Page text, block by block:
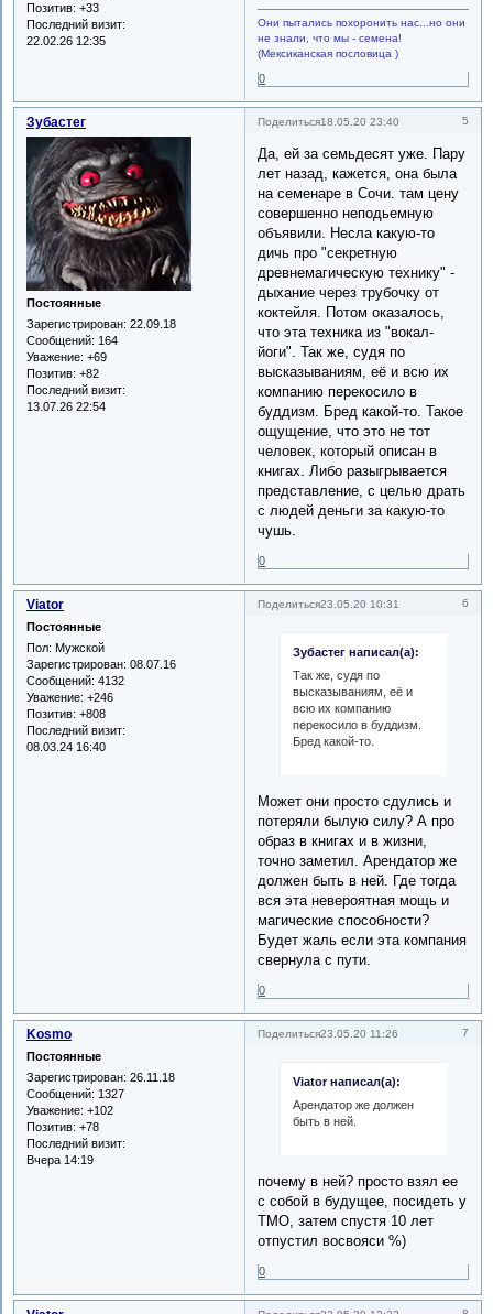
Позитив: +33
Последний визит:
22.02.26 12:35
Они пытались похоронить нас...но они
не знали, что мы - семена!
(Мексиканская пословица )
0
Поделиться 5
18.05.20 23:40
Зубастег
Постоянные
Зарегистрирован: 22.09.18
Сообщений: 164
Уважение: +69
Позитив: +82
Последний визит:
13.07.26 22:54
Да, ей за семьдесят уже. Пару
лет назад, кажется, она была
на семенаре в Сочи. там цену
совершенно неподьемную
объявили. Несла какую-то
дичь про "секретную
древнемагическую технику" -
дыхание через трубочку от
коктейля. Потом оказалось,
что эта техника из "вокал-
йоги". Так же, судя по
высказываниям, её и всю их
компанию перекосило в
буддизм. Бред какой-то. Такое
ощущение, что это не тот
человек, который описан в
книгах. Либо разыгрывается
представление, с целью драть
с людей деньги за какую-то
чушь.
0
Поделиться 6
23.05.20 10:31
Viator
Постоянные
Пол: Мужской
Зарегистрирован: 08.07.16
Сообщений: 4132
Уважение: +246
Позитив: +808
Последний визит:
08.03.24 16:40
Зубастег написал(а):
Так же, судя по
высказываниям, её и
всю их компанию
перекосило в буддизм.
Бред какой-то.
Может они просто сдулись и
потеряли былую силу? А про
образ в книгах и в жизни,
точно заметил. Арендатор же
должен быть в ней. Где тогда
вся эта невероятная мощь и
магические способности?
Будет жаль если эта компания
свернула с пути.
0
Поделиться 7
23.05.20 11:26
Kosmo
Постоянные
Зарегистрирован: 26.11.18
Сообщений: 1327
Уважение: +102
Позитив: +78
Последний визит:
Вчера 14:19
Viator написал(а):
Арендатор же должен
быть в ней.
почему в ней? просто взял ее
с собой в будущее, посидеть у
ТМО, затем спустя 10 лет
отпустил восвояси %)
0